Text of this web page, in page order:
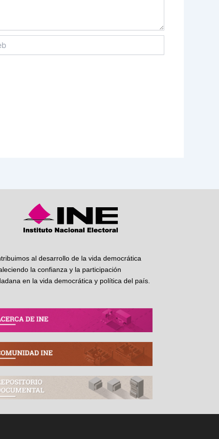
al desarrollo de la vida democrática
la confianza y la participación
en la vida democrática y política del país.